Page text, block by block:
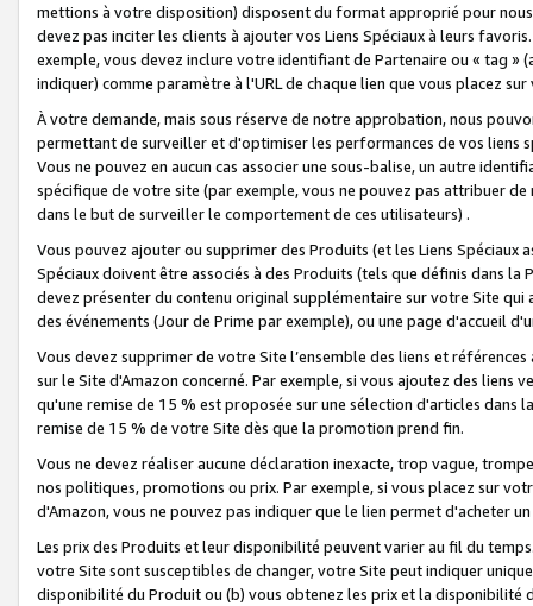
mettions à votre disposition) disposent du format approprié pour
devez pas inciter les clients à ajouter vos Liens Spéciaux à leurs
exemple, vous devez inclure votre identifiant de Partenaire ou « tag
indiquer) comme paramètre à l'URL de chaque lien que vous placez
À votre demande, mais sous réserve de notre approbation, nous
permettant de surveiller et d'optimiser les performances de vos liens
Vous ne pouvez en aucun cas associer une sous-balise, un autre
spécifique de votre site (par exemple, vous ne pouvez pas attribuer
dans le but de surveiller le comportement de ces utilisateurs) .
Vous pouvez ajouter ou supprimer des Produits (et les Liens
Spéciaux doivent être associés à des Produits (tels que définis dans
devez présenter du contenu original supplémentaire sur votre Site qui
des événements (Jour de Prime par exemple), ou une page d'accueil
Vous devez supprimer de votre Site l’ensemble des liens et
sur le Site d'Amazon concerné. Par exemple, si vous ajoutez des
qu'une remise de 15 % est proposée sur une sélection d'articles
remise de 15 % de votre Site dès que la promotion prend fin.
Vous ne devez réaliser aucune déclaration inexacte, trop vague,
nos politiques, promotions ou prix. Par exemple, si vous placez sur
d'Amazon, vous ne pouvez pas indiquer que le lien permet d'acheter
Les prix des Produits et leur disponibilité peuvent varier au fil du
votre Site sont susceptibles de changer, votre Site peut indiquer
disponibilité du Produit ou (b) vous obtenez les prix et la disponibilité